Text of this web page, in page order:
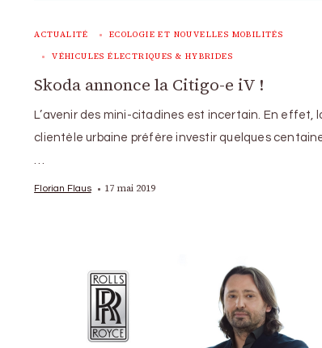
ACTUALITÉ ECOLOGIE ET NOUVELLES MOBILITÉS
VÉHICULES ÉLECTRIQUES & HYBRIDES
Skoda annonce la Citigo-e iV !
L’avenir des mini-citadines est incertain. En effet,
clientèle urbaine préfère investir quelques
…
Florian Flaus 17 mai 2019